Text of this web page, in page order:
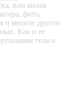
или малая
фото,
многое другое.
Как и ее
тела и